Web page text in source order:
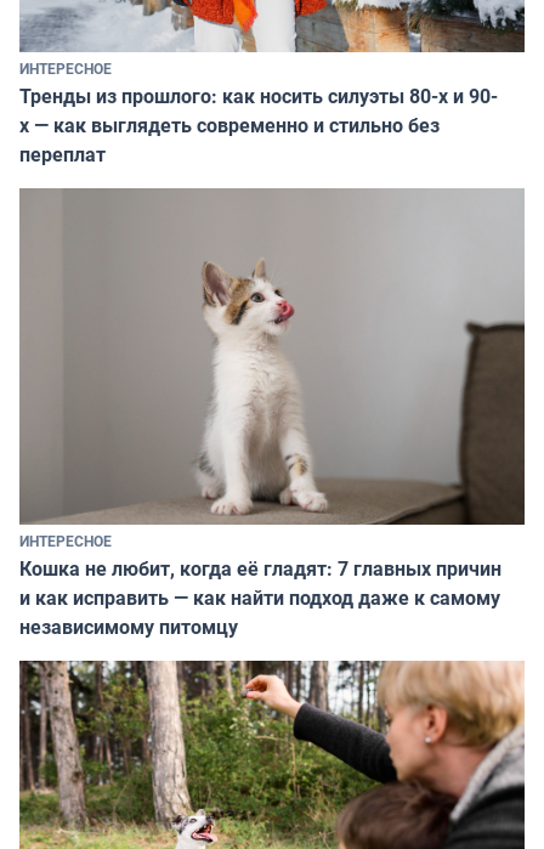
ИНТЕРЕСНОЕ
Тренды из прошлого: как носить силуэты 80-х и 90-
х — как выглядеть современно и стильно без
переплат
ИНТЕРЕСНОЕ
Кошка не любит, когда её гладят: 7 главных причин
и как исправить — как найти подход даже к самому
независимому питомцу